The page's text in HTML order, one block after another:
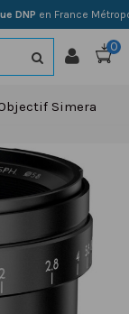
DNP en France
0
Simera